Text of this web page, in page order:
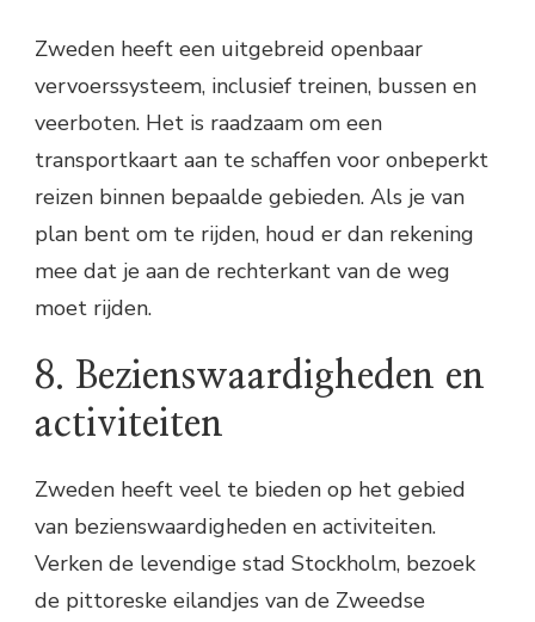
Zweden heeft een uitgebreid openbaar
vervoerssysteem, inclusief treinen, bussen en
veerboten. Het is raadzaam om een
transportkaart aan te schaffen voor onbeperkt
reizen binnen bepaalde gebieden. Als je van
plan bent om te rijden, houd er dan rekening
mee dat je aan de rechterkant van de weg
moet rijden.
8. Bezienswaardigheden en
activiteiten
Zweden heeft veel te bieden op het gebied
van bezienswaardigheden en activiteiten.
Verken de levendige stad Stockholm, bezoek
de pittoreske eilandjes van de Zweedse